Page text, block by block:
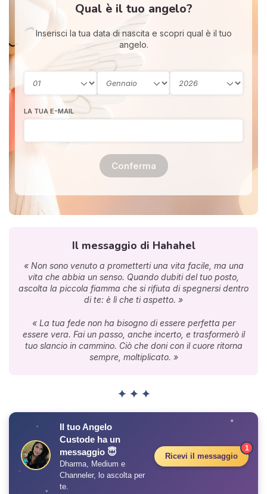
Qual è il tuo angelo?
Inserisci la tua data di nascita e scopri qual è il tuo
angelo.
LA TUA E-MAIL
Conferma
Il messaggio di Hahahel
« Non sono venuto a prometterti una vita facile, ma una
vita che abbia un senso. Quando dubiti del tuo posto,
ascolta la piccola fiamma che si rifiuta di spegnersi dentro
di te: è lì che ti aspetto. »
« La tua fede non ha bisogno di essere perfetta per
essere vera. Fai un passo, anche incerto, e trasformerò il
tuo slancio in cammino. Ciò che doni con il cuore ritorna
sempre, moltiplicato. »
✦ ✦ ✦
✦
✦
✧
Il tuo Angelo
Custode ha un
messaggio 😇
Dharma, Medium e
Channeler, lo ascolta per
te.
Ricevi il messaggio
1